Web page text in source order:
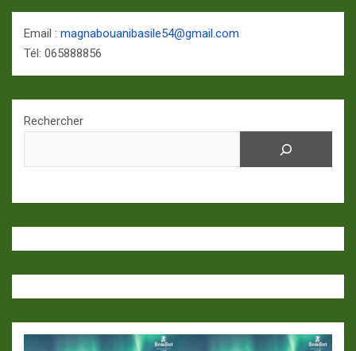
Email : magnabouanibasile54@gmail.com
Tél: 065888856
Rechercher